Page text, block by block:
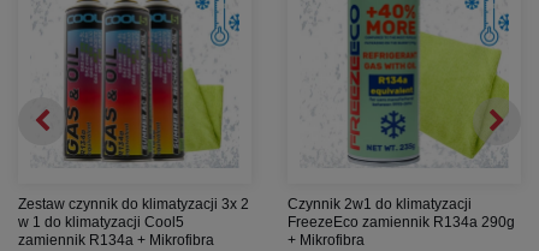
Zestaw czynnik do klimatyzacji 3x 2
w 1 do klimatyzacji Cool5
zamiennik R134a + Mikrofibra
Czynnik 2w1 do klimatyzacji
FreezeEco zamiennik R134a 290g
+ Mikrofibra